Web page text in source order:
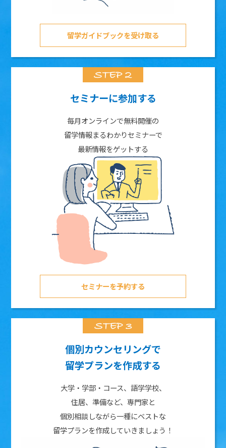
留学ガイドブックを受け取る
セミナーに参加する
毎月オンラインで無料開催の
留学情報まるわかりセミナーで
最新情報をゲットする
セミナーを予約する
個別カウンセリングで
留学プランを作成する
大学・学部・コース、語学学校、
住居、準備など、専門家と
個別相談しながら一種にベストな
留学プランを作成していきましょう！